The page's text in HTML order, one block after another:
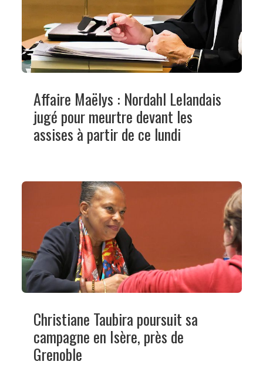
Affaire Maëlys : Nordahl Lelandais
jugé pour meurtre devant les
assises à partir de ce lundi
Christiane Taubira poursuit sa
campagne en Isère, près de
Grenoble